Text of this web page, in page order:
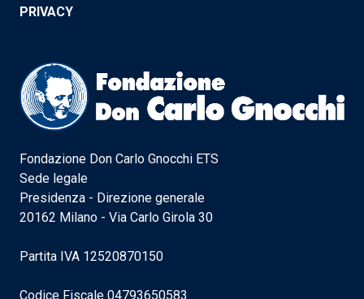
PRIVACY
Fondazione Don Carlo Gnocchi ETS
Sede legale
Presidenza - Direzione generale
20162 Milano - Via Carlo Girola 30
Partita IVA 12520870150
Codice Fiscale 04793650583